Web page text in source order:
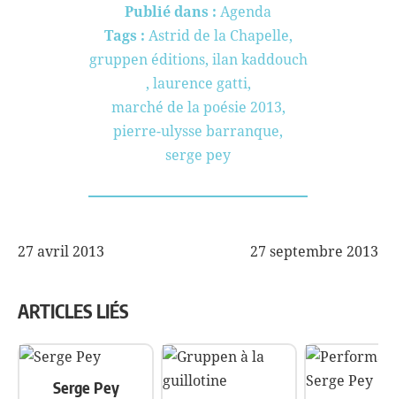
Publié dans : Agenda
Tags : Astrid de la Chapelle,
gruppen éditions, ilan kaddouch
, laurence gatti,
marché de la poésie 2013,
pierre-ulysse barranque,
serge pey
NAVIGATION
L’ARTICLE
27 avril 2013 27 septembre 2013
ARTICLES LIÉS
Serge Pey